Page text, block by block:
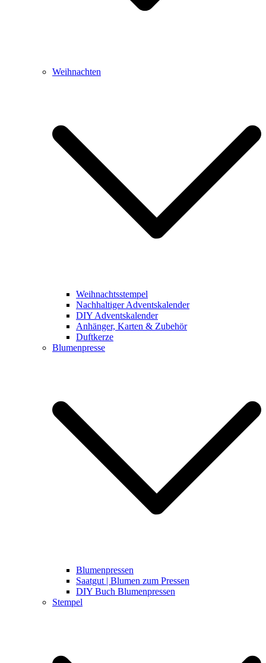
Weihnachten
Weihnachtsstempel
Nachhaltiger Adventskalender
DIY Adventskalender
Anhänger, Karten & Zubehör
Duftkerze
Blumenpresse
Blumenpressen
Saatgut | Blumen zum Pressen
DIY Buch Blumenpressen
Stempel